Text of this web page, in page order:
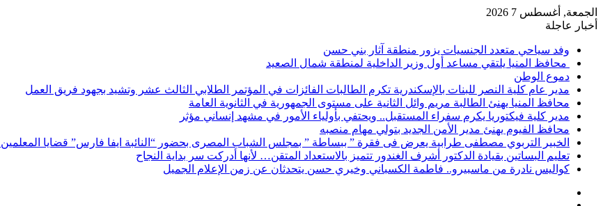
الجمعة, أغسطس 7 2026
أخبار عاجلة
وفد سياحي متعدد الجنسيات يزور منطقة آثار بني حسن
محافظ المنيا يلتقي مساعد أول وزير الداخلية لمنطقة شمال الصعيد
دموع الوطن
مدير عام كلية النصر للبنات بالإسكندرية تكرم الطالبات الفائزات في المؤتمر الطلابي الثالث عشر وتشيد بجهود فريق العمل
محافظ المنيا يهنئ الطالبة مريم وائل الثانية على مستوى الجمهورية في الثانوية العامة
مدير كلية فيكتوريا يكرم سفراء المستقبل.. ويحتفي بأولياء الأمور في مشهد إنساني مؤثر
محافظ الفيوم يهنئ مدير الأمن الجديد بتولي مهام منصبه
الخبير التربوي مصطفى طرابية يعرض فى فقرة ” ببساطة ” بمجلس الشباب المصرى بحضور “النائبة ايفا فارس” قضايا المعلمين
تعليم البساتين بقيادة الدكتور أشرف الغندور تتميز بالاستعداد المتقن… لأنها أدركت سر بداية النجاح
كواليس نادرة من ماسبيرو.. فاطمة الكسباني وخيري حسن يتحدثان عن زمن الإعلام الجميل